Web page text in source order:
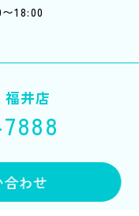
合わせ
18:00
福井店
〜18:00